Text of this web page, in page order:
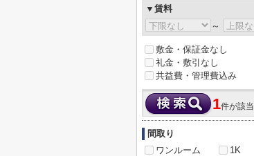
▼賃料
～
敷金・保証金なし
礼金・敷引なし
共益費・管理費込み
1件が該当
間取り
ワンルーム
1K